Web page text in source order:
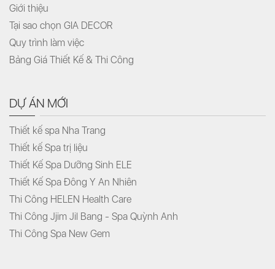
Giới thiệu
Tại sao chọn GIA DECOR
Quy trình làm việc
Bảng Giá Thiết Kế & Thi Công
DỰ ÁN MỚI
Thiết kế spa Nha Trang
Thiết kế Spa trị liệu
Thiết Kế Spa Dưỡng Sinh ELE
Thiết Kế Spa Đông Y An Nhiên
Thi Công HELEN Health Care
Thi Công Jjim Jil Bang - Spa Quỳnh Anh
Thi Công Spa New Gem